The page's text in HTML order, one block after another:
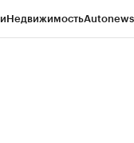
НедвижимостьAutonews